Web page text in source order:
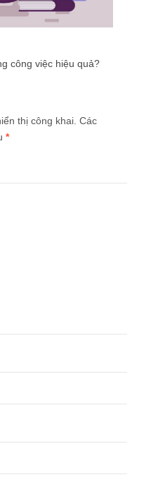
công việc hiệu quả?
thị công khai. Các
*